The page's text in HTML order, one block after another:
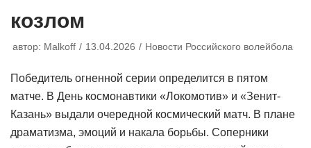
козлом
автор: Malkoff 13.04.2026 Новости Российского волейбола
Победитель огненной серии определится в пятом
матче. В День космонавтики «Локомотив» и «Зенит-
Казань» выдали очередной космический матч. В плане
драматизма, эмоций и накала борьбы. Соперники